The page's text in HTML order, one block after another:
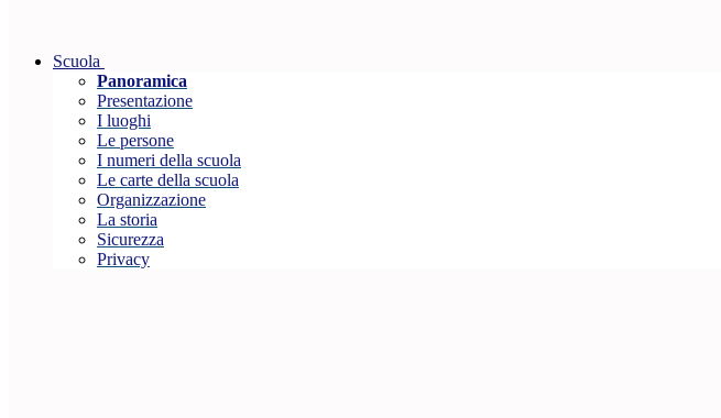
Scuola
Panoramica
Presentazione
I luoghi
Le persone
I numeri della scuola
Le carte della scuola
Organizzazione
La storia
Sicurezza
Privacy